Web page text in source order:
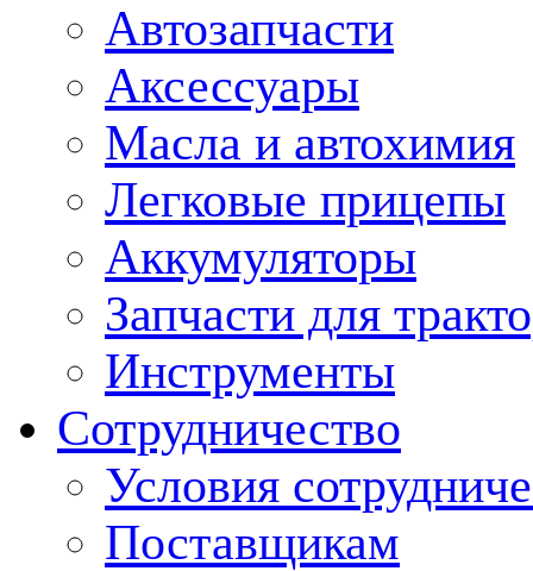
Автозапчасти
Аксессуары
Масла и автохимия
Легковые прицепы
Аккумуляторы
Запчасти для
Инструменты
Сотрудничество
Условия
Поставщикам